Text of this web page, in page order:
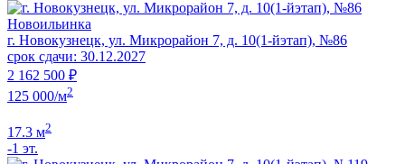
Новоильинка
г. Новокузнецк, ул. Микрорайон 7, д. 10(1-йэтап), №86
срок сдачи: 30.12.2027
2 162 500 ₽
125 000/м2
17.3 м2
-1 эт.